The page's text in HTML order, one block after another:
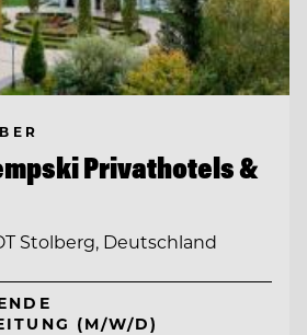
Privathotels &
Stolberg, Deutschland
(M/W/D)